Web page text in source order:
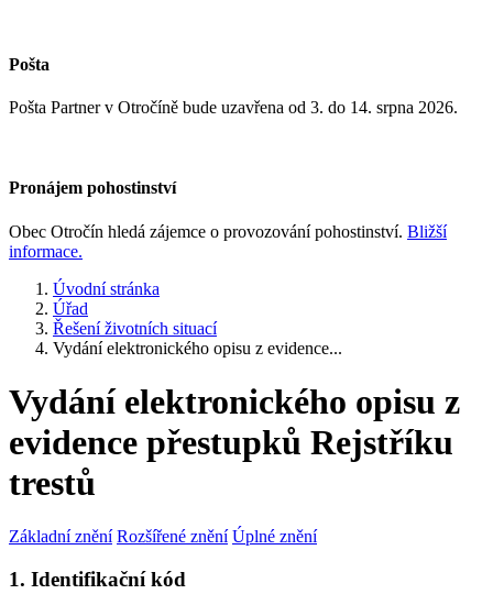
Pošta
Pošta Partner v Otročíně bude uzavřena od 3. do 14. srpna 2026.
Pronájem pohostinství
Obec Otročín hledá zájemce o provozování pohostinství. Bližší
informace.
Úvodní stránka
Úřad
Řešení životních situací
Vydání elektronického opisu z evidence...
Vydání elektronického opisu z
evidence přestupků Rejstříku
trestů
Základní znění Rozšířené znění Úplné znění
1. Identifikační kód